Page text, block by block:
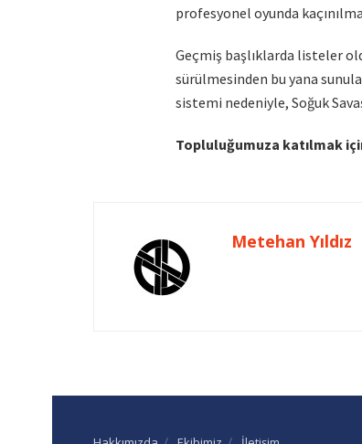
profesyonel oyunda
Geçmiş başlıklarda listeler
sürülmesinden bu yana
sistemi nedeniyle, Soğuk
Topluluğumuza katılmak
Metehan Yıldız